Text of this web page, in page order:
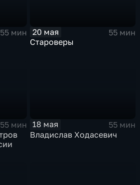
55 мин
20 мая
55 мин
Староверы
55 мин
18 мая
55 мин
Владислав Ходасевич